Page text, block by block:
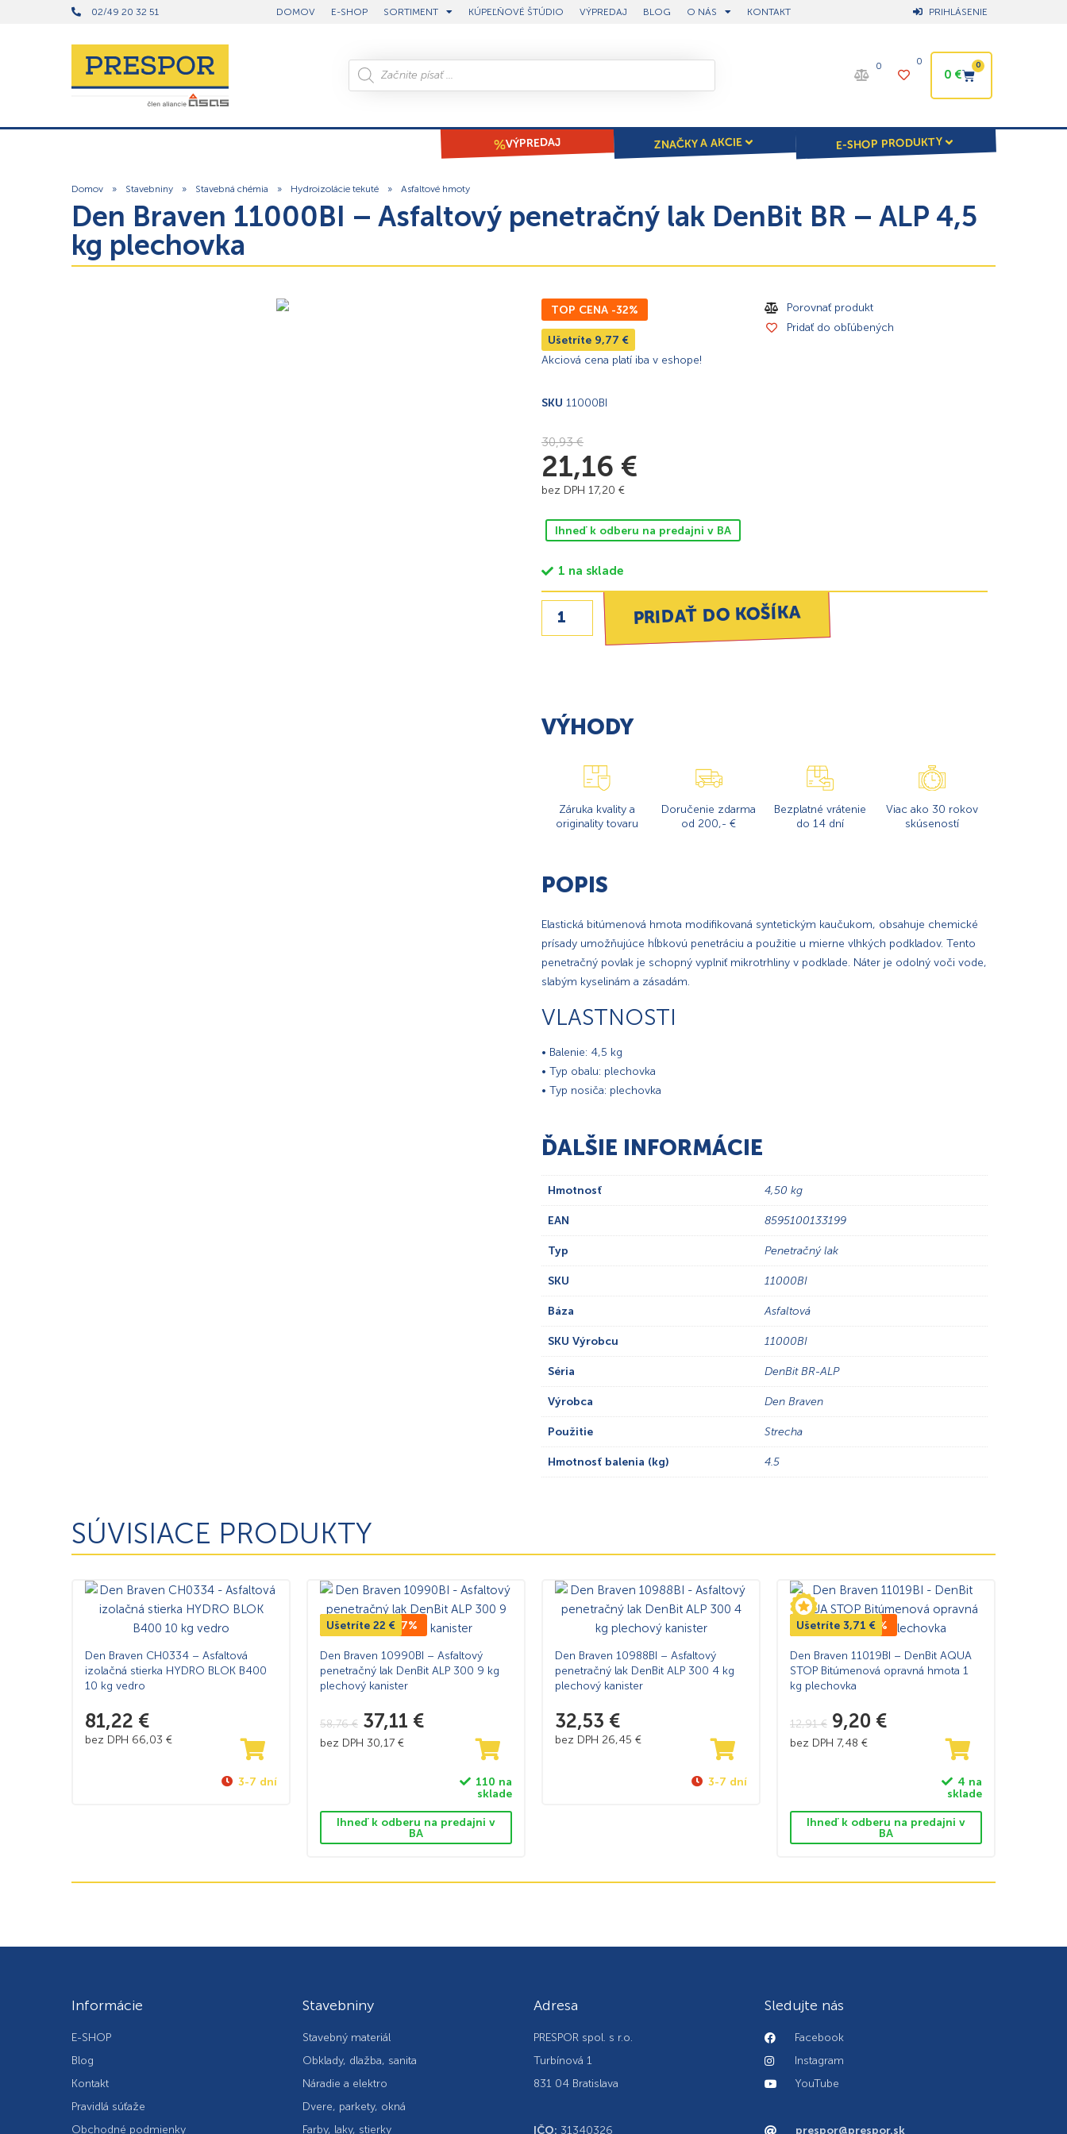
02/49 20 32 51 DOMOV E-SHOP SORTIMENT KÚPEĽŇOVÉ ŠTÚDIO VÝPREDAJ BLOG O NÁS KONTAKT PRIHLÁSENIE
0 0
0€
0
VÝPREDAJ ZNAČKY A AKCIE E-SHOP PRODUKTY
Domov » Stavebniny » Stavebná chémia » Hydroizolácie tekuté » Asfaltové hmoty
Den Braven 11000BI – Asfaltový penetračný lak DenBit BR – ALP 4,5
kg plechovka
TOP CENA -32%
Ušetríte 9,77 €
Akciová cena platí iba v eshope!
SKU 11000BI
Porovnať produkt
Pridať do obľúbených
30,93€
21,16 €
bez DPH 17,20 €
Ihneď k odberu na predajni v BA
1 na sklade
PRIDAŤ DO KOŠÍKA
VÝHODY
Záruka kvality a
originality tovaru
Doručenie zdarma
od 200,- €
Bezplatné vrátenie
do 14 dní
Viac ako 30 rokov
skúseností
POPIS
Elastická bitúmenová hmota modifikovaná syntetickým kaučukom, obsahuje chemické
prísady umožňujúce hĺbkovú penetráciu a použitie u mierne vlhkých podkladov. Tento
penetračný povlak je schopný vyplniť mikrotrhliny v podklade. Náter je odolný voči vode,
slabým kyselinám a zásadám.
VLASTNOSTI
• Balenie: 4,5 kg
• Typ obalu: plechovka
• Typ nosiča: plechovka
ĎALŠIE INFORMÁCIE
Hmotnosť 4,50 kg
EAN 8595100133199
Typ Penetračný lak
SKU 11000BI
Báza Asfaltová
SKU Výrobcu 11000BI
Séria DenBit BR-ALP
Výrobca Den Braven
Použitie Strecha
Hmotnosť balenia (kg) 4.5
SÚVISIACE PRODUKTY
Den Braven CH0334 – Asfaltová
izolačná stierka HYDRO BLOK B400
10 kg vedro
81,22 €
bez DPH 66,03 €
3-7 dní
TOP CENA -37%
Ušetríte 22 €
Den Braven 10990BI – Asfaltový
penetračný lak DenBit ALP 300 9 kg
plechový kanister
58,76€ 37,11 €
bez DPH 30,17 €
110 na
sklade
Ihneď k odberu na predajni v
BA
Den Braven 10988BI – Asfaltový
penetračný lak DenBit ALP 300 4 kg
plechový kanister
32,53 €
bez DPH 26,45 €
3-7 dní
TOP CENA -29%
Ušetríte 3,71 €
Den Braven 11019BI – DenBit AQUA
STOP Bitúmenová opravná hmota 1
kg plechovka
12,91€ 9,20 €
bez DPH 7,48 €
4 na
sklade
Ihneď k odberu na predajni v
BA
Informácie
E-SHOP
Blog
Kontakt
Pravidlá súťaže
Obchodné podmienky
Stavebniny
Stavebný materiál
Obklady, dlažba, sanita
Náradie a elektro
Dvere, parkety, okná
Farby, laky, stierky
Adresa
PRESPOR spol. s r.o.
Turbínová 1
831 04 Bratislava
IČO: 31340326
Sledujte nás
Facebook
Instagram
YouTube
prespor@prespor.sk